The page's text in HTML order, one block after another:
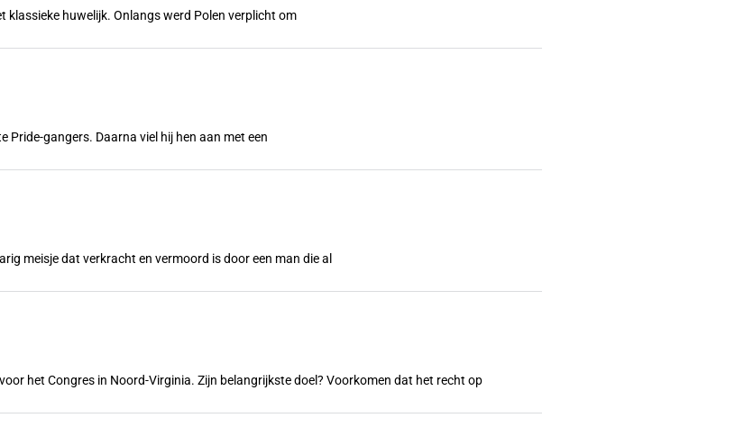
klassieke huwelijk. Onlangs werd Polen verplicht om
Pride-gangers. Daarna viel hij hen aan met een
meisje dat verkracht en vermoord is door een man die al
het Congres in Noord-Virginia. Zijn belangrijkste doel? Voorkomen dat het recht op